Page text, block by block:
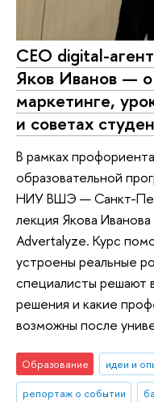
CEO digital-
Яков Иванов — о
маркетинге,
и советах
В рамках
образовательной
НИУ ВШЭ — Санкт-
лекция Якова
Advertalyze. Курс
устроены реальные
специалисты решают
решения и какие
возможны после
Образование идеи и
репортаж о событии